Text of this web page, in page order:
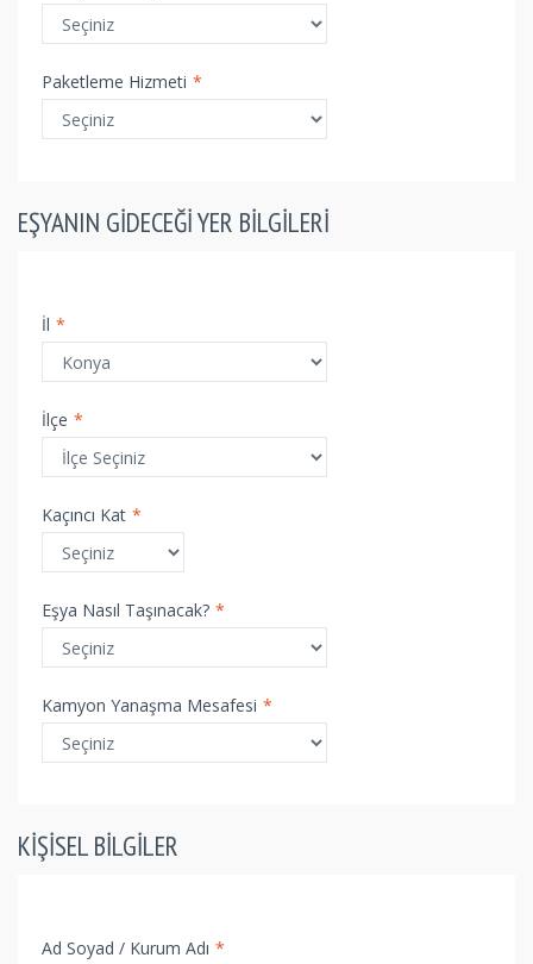
Paketleme Hizmeti *
EŞYANIN GIDECEĞI YER BILGILERI
İl *
İlçe *
Kaçıncı Kat *
Eşya Nasıl Taşınacak? *
Kamyon Yanaşma Mesafesi *
KIŞISEL BILGILER
Ad Soyad / Kurum Adı *